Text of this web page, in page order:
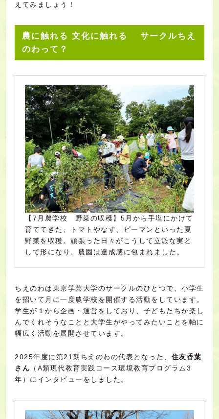
えてみましょう！
農に触れる 文化に触れる サークルちえ
のわって？
【7月農学校 野菜の収穫】5月から手塩にかけて
育ててきた、トマトやなす、ピーマンといった夏
野菜を収穫。頑張った日々がこうして立派な実と
して形になり、農園は達成感に包まれました。
ちえのわは東京学芸大学のサークルのひとつで、小学生
を招いて月に一度農学校を開催する活動をしています。
学生が１から企画・運営をしており、子どもたちが楽し
んでくれそうなことと大学生がやってみたいことを軸に
幅広く活動を展開させています。
2025年度に第21期ちえのわの代表となった、 住友香葉
さん （A類現代教育実践コース環境教育プログラム3
年）にインタビューをしました。